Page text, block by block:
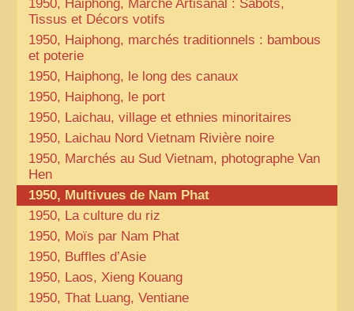
1950, Haiphong, Marché Artisanal : Sabots,
Tissus et Décors votifs
1950, Haiphong, marchés traditionnels : bambous
et poterie
1950, Haiphong, le long des canaux
1950, Haiphong, le port
1950, Laichau, village et ethnies minoritaires
1950, Laichau Nord Vietnam Rivière noire
1950, Marchés au Sud Vietnam, photographe Van
Hen
1950, Multivues de Nam Phat
1950, La culture du riz
1950, Moïs par Nam Phat
1950, Buffles d’Asie
1950, Laos, Xieng Kouang
1950, That Luang, Ventiane